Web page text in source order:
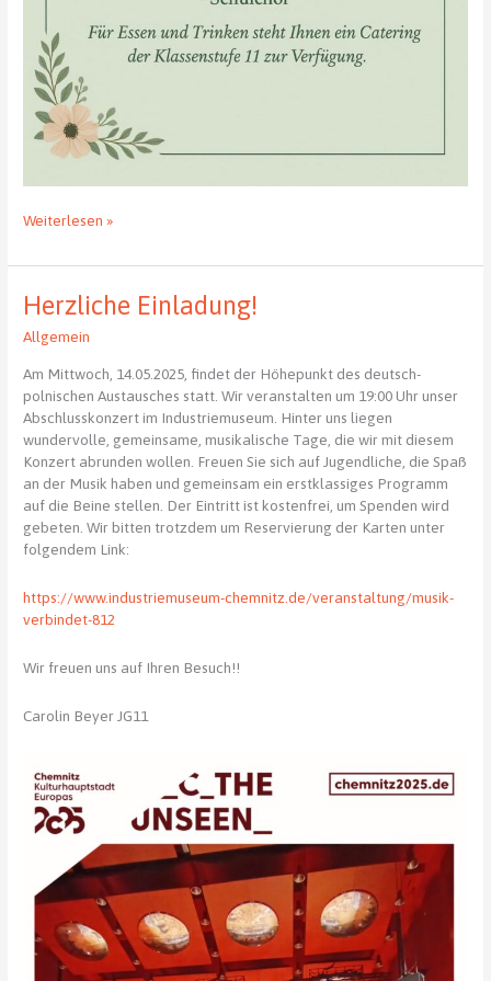
JKG
mit
in
der
neuen
Mensa
Weiterlesen »
Herzliche Einladung!
Allgemein
Am Mittwoch, 14.05.2025, findet der Höhepunkt des deutsch-
polnischen Austausches statt. Wir veranstalten um 19:00 Uhr unser
Abschlusskonzert im Industriemuseum. Hinter uns liegen
wundervolle, gemeinsame, musikalische Tage, die wir mit diesem
Konzert abrunden wollen. Freuen Sie sich auf Jugendliche, die Spaß
an der Musik haben und gemeinsam ein erstklassiges Programm
auf die Beine stellen. Der Eintritt ist kostenfrei, um Spenden wird
gebeten. Wir bitten trotzdem um Reservierung der Karten unter
folgendem Link:
https://www.industriemuseum-chemnitz.de/veranstaltung/musik-
verbindet-812
Wir freuen uns auf Ihren Besuch!!
Carolin Beyer JG11